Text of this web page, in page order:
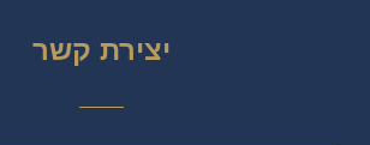
יצירת קשר